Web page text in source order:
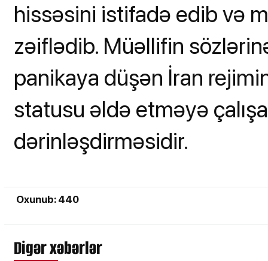
hissəsini istifadə edib və
zəiflədib. Müəllifin
panikaya düşən İran
statusu əldə etməyə
dərinləşdirməsidir.
Oxunub: 440
Digər xəbərlər